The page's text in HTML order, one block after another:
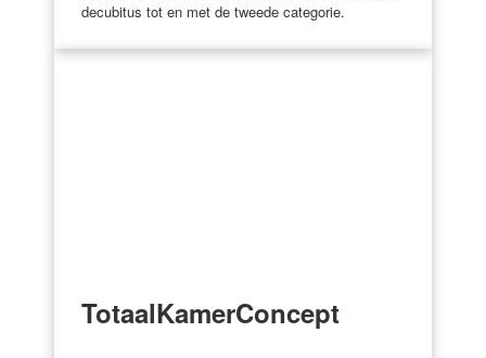
decubitus tot en met de tweede categorie.
TotaalKamerConcept